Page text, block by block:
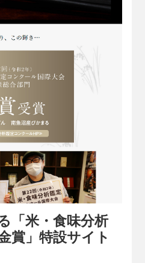
「米・食味分析
賞」特設サイト